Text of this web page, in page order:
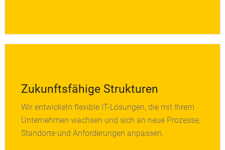
Zukunftsfähige Strukturen
Wir entwickeln flexible IT-Lösungen, die mit Ihrem
Unternehmen wachsen und sich an neue Prozesse,
Standorte und Anforderungen anpassen.
Unsere modulare Systemarchitektur ermöglicht
schnelle Anpassungen, neue Schnittstellen und
nachhaltige Skalierbarkeit Ihrer IT-Infrastruktur.